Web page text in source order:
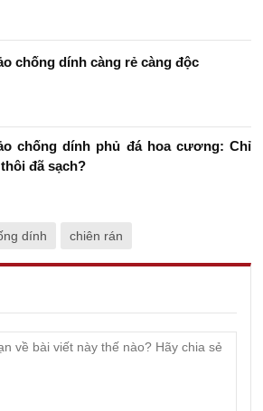
chống dính càng rẻ càng độc
chống dính phủ đá hoa cương: Chỉ
đã sạch?
dính chiên rán